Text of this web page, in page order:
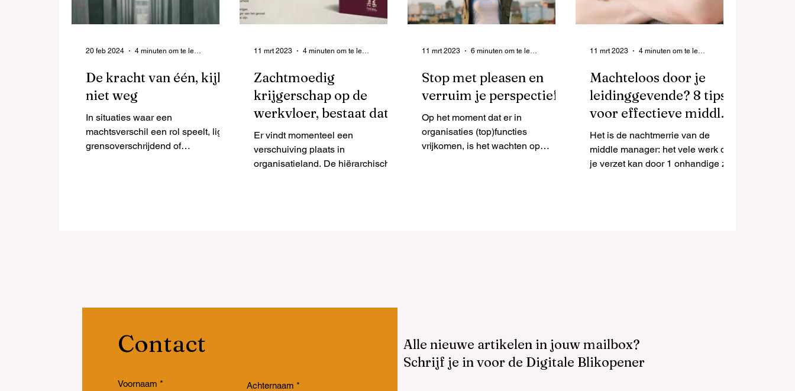
De kracht van één, kijk
niet weg
In situaties waar een
machtsverschil een rol speelt, ligt
grensoverschrijdend of
20 feb 2024 4 minuten om te lezen
Zachtmoedig
krijgerschap op de
werkvloer, bestaat dat?
Er vindt momenteel een
verschuiving plaats in
organisatieland. De hiërarchische
11 mrt 2023 4 minuten om te lezen
Stop met pleasen en
verruim je perspectief
Op het moment dat er in
organisaties (top)functies
vrijkomen, is het wachten op
11 mrt 2023 6 minuten om te lezen
Machteloos door je
leidinggevende? 8 tips
voor effectieve middle
managers
Het is de nachtmerrie van de
middle manager: het vele werk dat
je verzet kan door 1 onhandige zet
11 mrt 2023 4 minuten om te lezen
Alle nieuwe artikelen in jouw mailbox?
Schrijf je in voor de Digitale Blikopener
Contact
Voornaam Achternaam